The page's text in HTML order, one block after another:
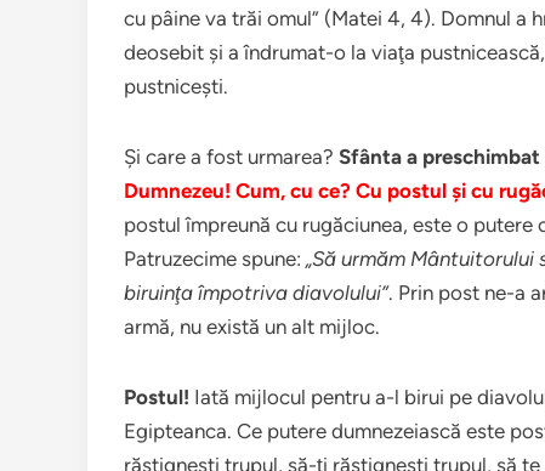
cu pâine va trăi omul” (Matei 4, 4). Domnul a
deosebit şi a îndrumat-o la viaţa
pustniceşti.
Şi care a fost urmarea? Sfânta a preschimbat
Dumnezeu! Cum, cu ce? Cu postul şi cu
postul împreună cu rugăciunea, este o
Patruzecime spune: „Să urmăm
biruinţa împotriva diavolului”. Prin post ne-a
armă, nu există un alt mijloc.
Postul! Iată mijlocul pentru a-l birui pe
Egipteanca. Ce putere dumnezeiască este
răstigneşti trupul, să-ţi răstigneşti trupul, să